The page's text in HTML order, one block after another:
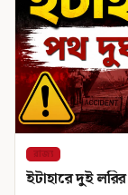
রাজ্য
ইটাহারে দুই